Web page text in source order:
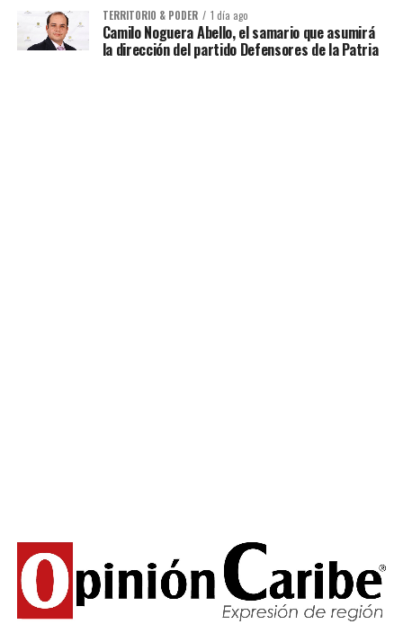
TERRITORIO & PODER 1 día ago
Camilo Noguera Abello, el samario que asumirá
la dirección del partido Defensores de la Patria